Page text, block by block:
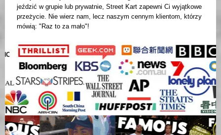
jeździć w grupie lub prywatnie, Street Kart zapewni Ci wyjątkowe
przeżycie. Nie wierz nam, lecz naszym cennym klientom, którzy
mówią: "Raz to za mało"!